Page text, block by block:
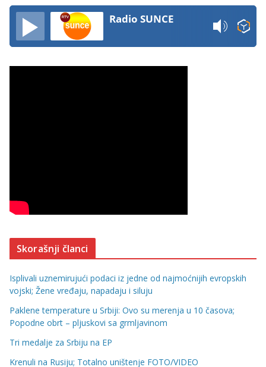
Radio SUNCE
Skorašnji članci
Isplivali uznemirujući podaci iz jedne od najmoćnijih evropskih
vojski; Žene vređaju, napadaju i siluju
Paklene temperature u Srbiji: Ovo su merenja u 10 časova;
Popodne obrt – pljuskovi sa grmljavinom
Tri medalje za Srbiju na EP
Krenuli na Rusiju; Totalno uništenje FOTO/VIDEO